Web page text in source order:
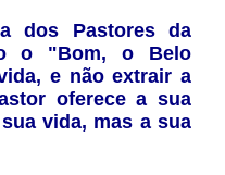
dos Pastores da
o "Bom, o Belo
e não extrair a
oferece a sua
vida, mas a sua